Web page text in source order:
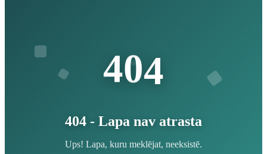
404
404 - Lapa nav atrasta
Ups! Lapa, kuru meklējat, neeksistē.